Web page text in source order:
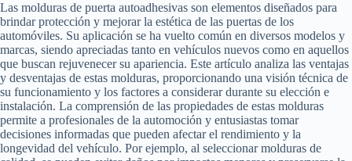
Las molduras de puerta autoadhesivas son elementos diseñados para
brindar protección y mejorar la estética de las puertas de los
automóviles. Su aplicación se ha vuelto común en diversos modelos y
marcas, siendo apreciadas tanto en vehículos nuevos como en aquellos
que buscan rejuvenecer su apariencia. Este artículo analiza las ventajas
y desventajas de estas molduras, proporcionando una visión técnica de
su funcionamiento y los factores a considerar durante su elección e
instalación. La comprensión de las propiedades de estas molduras
permite a profesionales de la automoción y entusiastas tomar
decisiones informadas que pueden afectar el rendimiento y la
longevidad del vehículo. Por ejemplo, al seleccionar molduras de